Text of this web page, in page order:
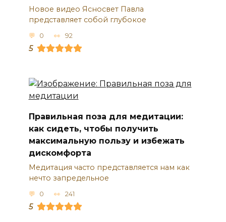
Новое видео Ясносвет Павла
представляет собой глубокое
0 92
5
Правильная поза для медитации:
как сидеть, чтобы получить
максимальную пользу и избежать
дискомфорта
Медитация часто представляется нам как
нечто запредельное
0 241
5